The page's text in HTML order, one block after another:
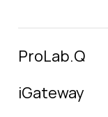
ProLab.Q
iGateway